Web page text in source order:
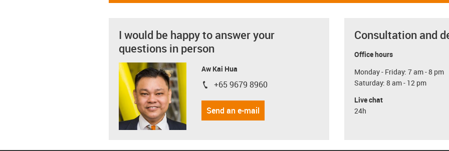
I would be happy to answer your
questions in person
Aw Kai Hua
igus-icon-phone
+65 9679 8960
Send an e-mail
Consultation and
Office hours
Monday - Friday: 7 am - 8 pm
Saturday: 8 am - 12 pm
Live chat
24h